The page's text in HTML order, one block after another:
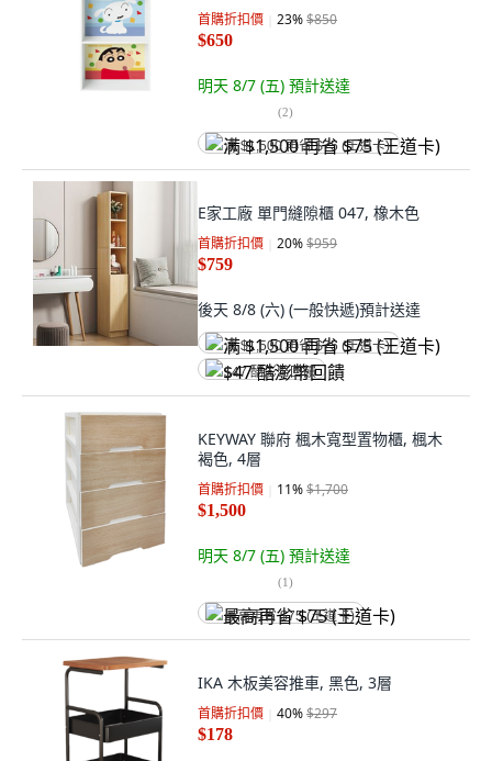
首購折扣價 23%$850
$650
明天 8/7 (五) 預計送達
(2)
满 $1,500 再省 $75 (王道卡)
E家工廠 單門縫隙櫃 047, 橡木色
首購折扣價 20%$959
$759
後天 8/8 (六) (一般快遞)預計送達
满 $1,500 再省 $75 (王道卡)
$47 酷澎幣回饋
KEYWAY 聯府 楓木寬型置物櫃, 楓木
褐色, 4層
首購折扣價 11%$1,700
$1,500
明天 8/7 (五) 預計送達
(1)
最高再省 $75 (王道卡)
IKA 木板美容推車, 黑色, 3層
首購折扣價 40%$297
$178